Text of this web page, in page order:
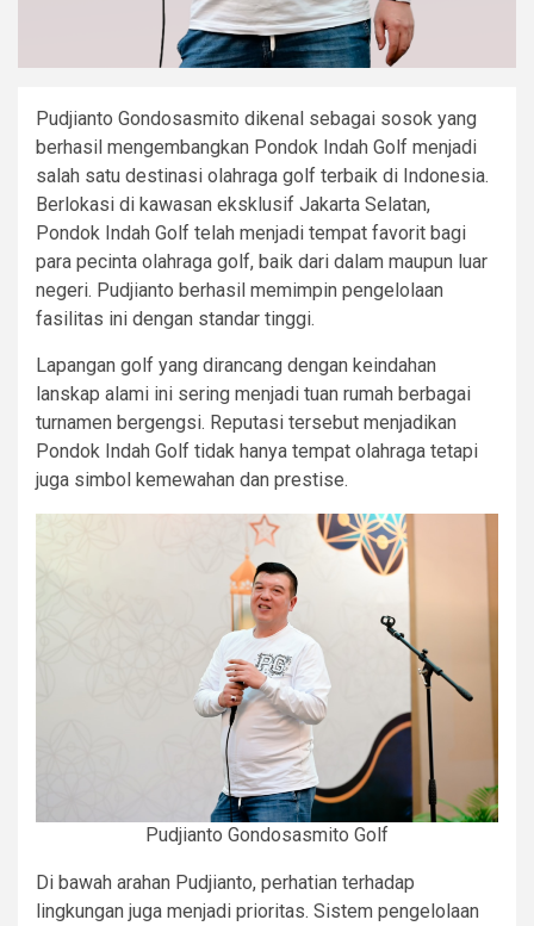
Pudjianto Gondosasmito dikenal sebagai sosok yang
berhasil mengembangkan Pondok Indah Golf menjadi
salah satu destinasi olahraga golf terbaik di Indonesia.
Berlokasi di kawasan eksklusif Jakarta Selatan,
Pondok Indah Golf telah menjadi tempat favorit bagi
para pecinta olahraga golf, baik dari dalam maupun luar
negeri. Pudjianto berhasil memimpin pengelolaan
fasilitas ini dengan standar tinggi.
Lapangan golf yang dirancang dengan keindahan
lanskap alami ini sering menjadi tuan rumah berbagai
turnamen bergengsi. Reputasi tersebut menjadikan
Pondok Indah Golf tidak hanya tempat olahraga tetapi
juga simbol kemewahan dan prestise.
Pudjianto Gondosasmito Golf
Di bawah arahan Pudjianto, perhatian terhadap
lingkungan juga menjadi prioritas. Sistem pengelolaan